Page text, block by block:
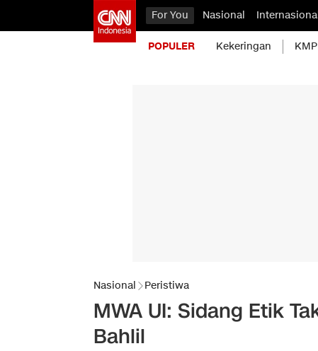
For You Nasional
POPULER Kekeringan
Nasional Peristiwa
MWA UI: Sidang Etik
Bahlil